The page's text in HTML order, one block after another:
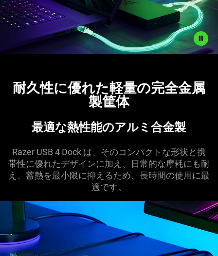
needed:
animation
only
support
is
spoken;
visuals
do
耐久性に優れた軽量の完全金属
製筐体
最適な熱性能のアルミ合金製
Razer USB 4 Dock は、そのコンパクトな形状と携
帯性に優れたデザインに加え、日常的な摩耗にも耐
え、蓄熱を最小限に抑えるため、長時間の使用に最
適です。